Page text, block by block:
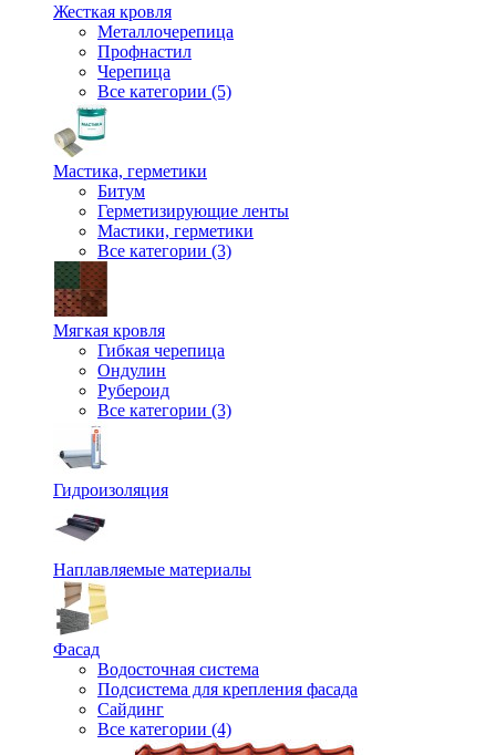
Жесткая кровля
Металлочерепица
Профнастил
Черепица
Все категории (5)
Мастика, герметики
Битум
Герметизирующие ленты
Мастики, герметики
Все категории (3)
Мягкая кровля
Гибкая черепица
Ондулин
Рубероид
Все категории (3)
Гидроизоляция
Наплавляемые материалы
Фасад
Водосточная система
Подсистема для крепления фасада
Сайдинг
Все категории (4)